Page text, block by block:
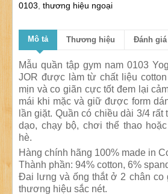
0103 thương hiệu ngoại
Mô tả Thương hiệu Đánh giá
Mẫu quần tập gym nam 0103
JOR được làm từ chất liệu
mịn và co giãn cực tốt đem lại
mái khi mặc và giữ được form
lần giặt. Quần có chiều dài 3/4
dạo, chạy bộ, chơi thể thao
hè.
Hàng chính hãng 100% made in
Thành phần: 94% cotton, 6%
Đai lưng và ống thắt ở 2 chân co
thương hiệu sắc nét.